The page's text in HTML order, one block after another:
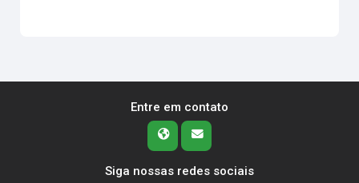
Entre em contato
Siga nossas redes sociais